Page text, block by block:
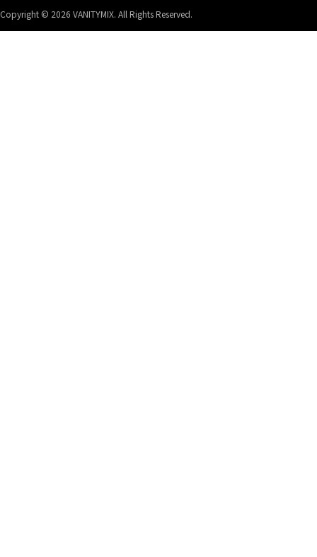
Copyright © 2026 VANITYMIX. All Rights Reserved.